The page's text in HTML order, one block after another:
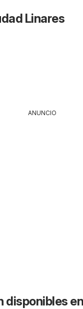
Linares
ANUNCIO
disponibles